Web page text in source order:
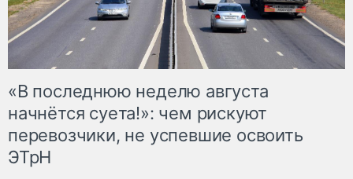
«В последнюю неделю августа
начнётся суета!»: чем рискуют
перевозчики, не успевшие освоить
ЭТрН